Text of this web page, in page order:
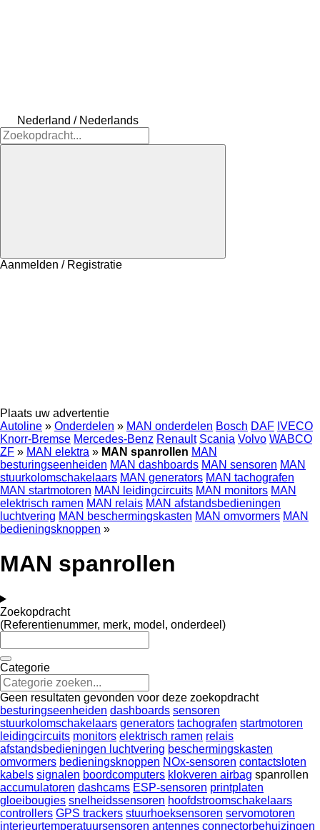
Nederland / Nederlands
Aanmelden / Registratie
Plaats uw advertentie
Autoline » Onderdelen » MAN onderdelen Bosch DAF IVECO
Knorr-Bremse Mercedes-Benz Renault Scania Volvo WABCO
ZF » MAN elektra » MAN spanrollen MAN
besturingseenheiden MAN dashboards MAN sensoren MAN
stuurkolomschakelaars MAN generators MAN tachografen
MAN startmotoren MAN leidingcircuits MAN monitors MAN
elektrisch ramen MAN relais MAN afstandsbedieningen
luchtvering MAN beschermingskasten MAN omvormers MAN
bedieningsknoppen »
MAN spanrollen
Zoekopdracht
(Referentienummer, merk, model, onderdeel)
Categorie
Geen resultaten gevonden voor deze zoekopdracht
besturingseenheiden dashboards sensoren
stuurkolomschakelaars generators tachografen startmotoren
leidingcircuits monitors elektrisch ramen relais
afstandsbedieningen luchtvering beschermingskasten
omvormers bedieningsknoppen NOx-sensoren contactsloten
kabels signalen boordcomputers klokveren airbag spanrollen
accumulatoren dashcams ESP-sensoren printplaten
gloeibougies snelheidssensoren hoofdstroomschakelaars
controllers GPS trackers stuurhoeksensoren servomotoren
interieurtemperatuursensoren antennes connectorbehuizingen